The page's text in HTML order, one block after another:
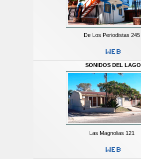
De Los Periodistas 245
SONIDOS DEL LAGO
Las Magnolias 121